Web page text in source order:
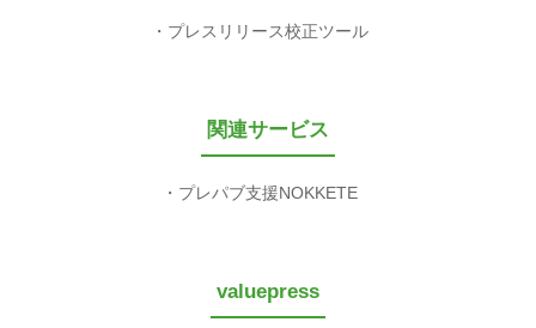
プレスリリース校正ツール
関連サービス
プレパブ支援NOKKETE
valuepress